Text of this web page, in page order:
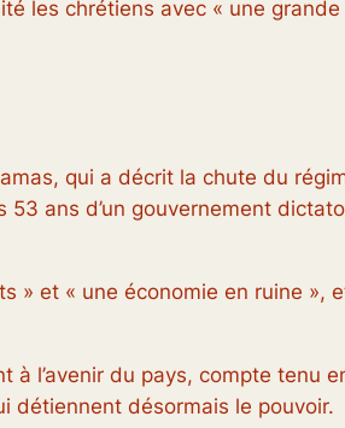
les chrétiens avec « une grande
qui a décrit la chute du
ans d’un gouvernement
» et « une économie en ruine »,
l’avenir du pays, compte tenu
détiennent désormais le pouvoir.